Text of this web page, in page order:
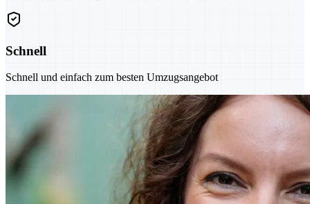
Schnell
Schnell und einfach zum besten Umzugsangebot